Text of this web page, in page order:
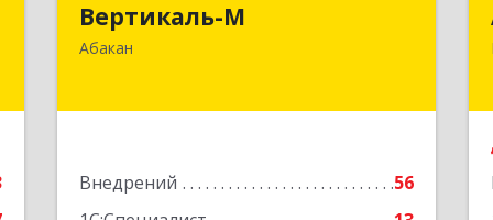
Вертикаль-М
Абакан
Внедрений
56
Чертыгашева ул, дом № 124, кв.97Н
Подробнее